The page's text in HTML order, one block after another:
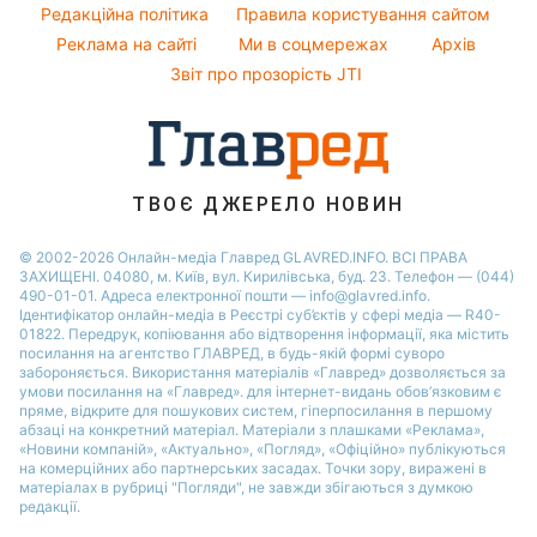
Настя Каменських
Віталій Козловський
Поради від Андре Тана
Народні прикмети
Усе про шоу-бізнес
Редакційна політика
Правила користування сайтом
Реклама на сайті
Ми в соцмережах
Архів
Звіт про прозорість JTI
ТВОЄ ДЖЕРЕЛО НОВИН
© 2002-2026 Онлайн-медіа Главред GLAVRED.INFO. ВСІ ПРАВА
ЗАХИЩЕНІ. 04080, м. Київ, вул. Кирилівська, буд. 23. Телефон — (044)
490-01-01. Адреса електронної пошти — info@glavred.info.
Ідентифікатор онлайн-медіа в Реєстрі суб’єктів у сфері медіа — R40-
01822. Передрук, копіювання або відтворення інформації, яка містить
посилання на агентство ГЛАВРЕД, в будь-якій формi суворо
забороняється. Використання матеріалів «Главред» дозволяється за
умови посилання на «Главред». для інтернет-видань обов’язковим є
пряме, відкрите для пошукових систем, гіперпосилання в першому
абзаці на конкретний матеріал. Матеріали з плашками «Реклама»,
«Новини компаній», «Актуально», «Погляд», «Офіційно» публікуються
на комерційних або партнерських засадах. Точки зору, виражені в
матеріалах в рубриці "Погляди", не завжди збігаються з думкою
редакції.